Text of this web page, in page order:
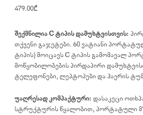
479.00₾
შექმნილია C ტიპის დამუხტვისთვის:
თქვენი გაჯეტები. 60 ვატიანი
ტიპის) მოიცავს C ტიპის გამომავალ
მოწყობილობების პირდაპირი
ტელეფონები, ლეპტოპები და ჰაერის
უაღრესად კომპაქტური: დასაკეცი
სტრუქტურის წყალობით, პორტატული